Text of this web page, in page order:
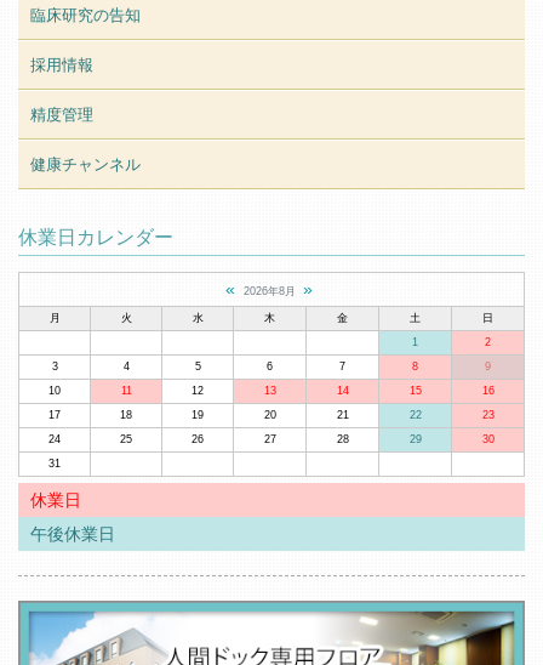
臨床研究の告知
採用情報
精度管理
健康チャンネル
休業日カレンダー
« 2026年8月 »
月 火 水 木 金 土
日
1
2
3
4 5 6 7 8
9
10
11 12 13 14 15
16
17
18 19 20 21 22
23
24
25 26 27 28 29
30
31
休業日
午後休業日